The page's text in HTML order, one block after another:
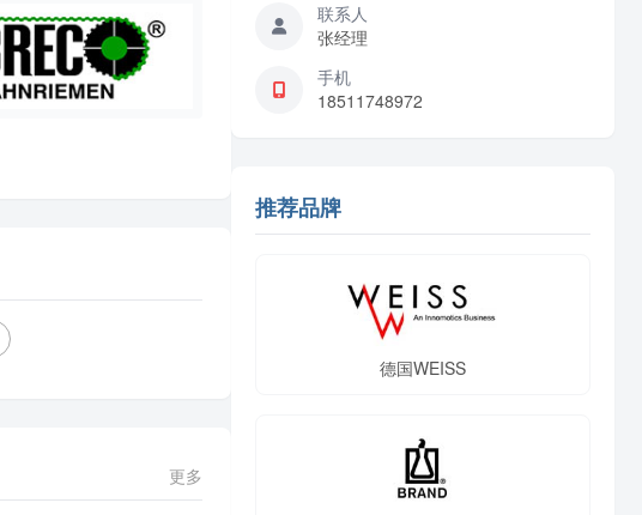
更多
联系人
张经理
手机
18511748972
推荐品牌
德国WEISS